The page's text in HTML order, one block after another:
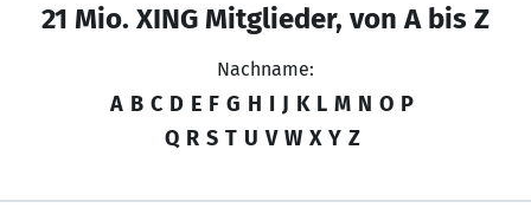
21 Mio. XING Mitglieder, von A bis Z
Nachname:
A B C D E F G H I J K L M N O P
Q R S T U V W X Y Z